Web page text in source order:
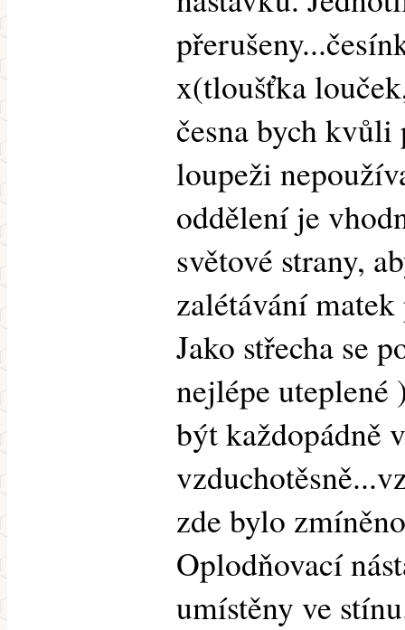
x(tloušťka
česna bych
loupeži
oddělení je
světové strany,
zalétávání
Jako střecha se
nejlépe
být každopádně
zde bylo
Oplodňovací
umístěny ve